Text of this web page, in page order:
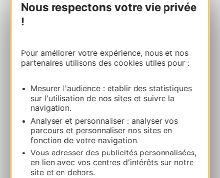
Nous respectons votre vie privée
!
Pour améliorer votre expérience, nous et nos
partenaires utilisons des cookies utiles pour :
Mesurer l'audience : établir des statistiques
sur l'utilisation de nos sites et suivre la
navigation.
Analyser et personnaliser : analyser vos
parcours et personnaliser nos sites en
fonction de votre navigation.
Vous adresser des publicités personnalisées,
en lien avec vos centres d'intérêts sur notre
site et en dehors.
Le Roi de la Gambas
PLAGE 34450 VIAS
Calcola il tuo percorso
Facebook
AGGIUNGI